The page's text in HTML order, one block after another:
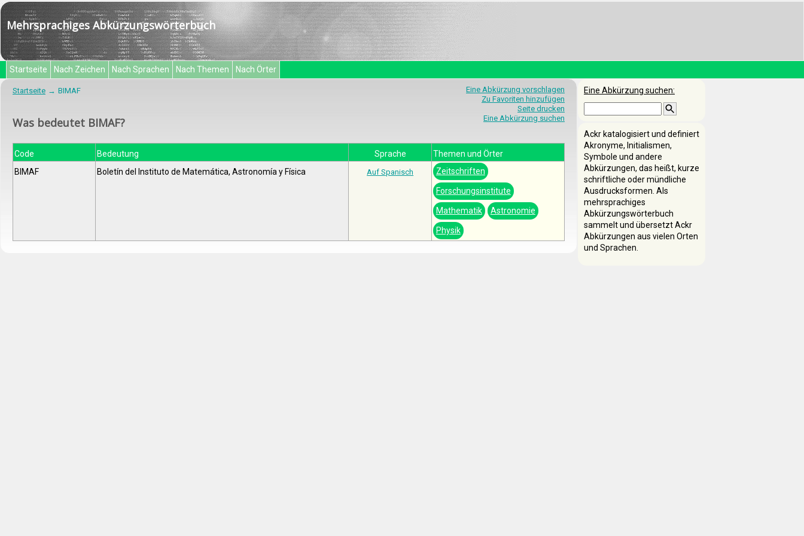
Mehrsprachiges Abkürzungswörterbuch
Startseite Nach Zeichen Nach Sprachen Nach Themen Nach Örter
Eine Abkürzung vorschlagen
Zu Favoriten hinzufügen
Seite drucken
Eine Abkürzung suchen
Startseite BIMAF
Was bedeutet BIMAF?
Code Bedeutung Sprache
Themen und Örter
BIMAF
Boletín del Instituto de Matemática, Astronomía y Física Auf Spanisch Zeitschriften
Forschungsinstitute
Mathematik Astronomie
Physik
Eine Abkürzung suchen:
Ackr katalogisiert und definiert
Akronyme, Initialismen,
Symbole und andere
Abkürzungen, das heißt, kurze
schriftliche oder mündliche
Ausdrucksformen. Als
mehrsprachiges
Abkürzungswörterbuch
sammelt und übersetzt Ackr
Abkürzungen aus vielen Orten
und Sprachen.